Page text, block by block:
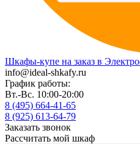
Шкафы-купе на заказ в
info@ideal-shkafy.ru
График работы:
Вт.-Вс. 10:00-20:00
8 (495) 664-41-65
8 (925) 613-64-79
Заказать звонок
Рассчитать мой шкаф